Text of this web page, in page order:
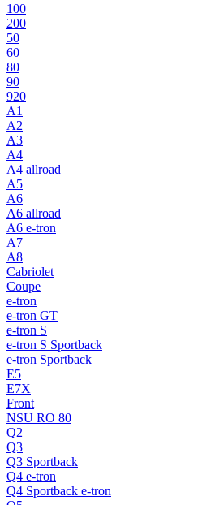
100
200
50
60
80
90
920
A1
A2
A3
A4
A4 allroad
A5
A6
A6 allroad
A6 e-tron
A7
A8
Cabriolet
Coupe
e-tron
e-tron GT
e-tron S
e-tron S Sportback
e-tron Sportback
E5
E7X
Front
NSU RO 80
Q2
Q3
Q3 Sportback
Q4 e-tron
Q4 Sportback e-tron